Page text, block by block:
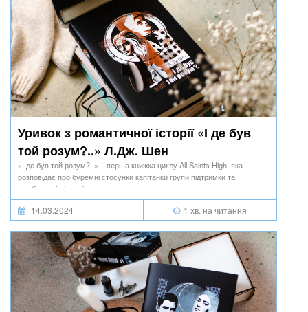
Уривок з романтичної історії «І де був
той розум?..» Л.Дж. Шен
«І де був той розум?..» – перша книжка циклу All Saints High, яка
розповідає про буремні стосунки капітанки групи підтримки та
футбольної зірки зі школи-суперника.
14.03.2024 1 хв. на читання